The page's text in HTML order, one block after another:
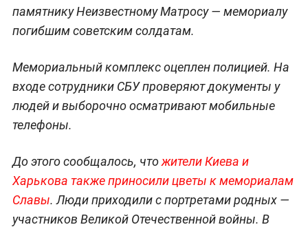
памятнику Неизвестному Матросу — мемориалу
погибшим советским солдатам.
Мемориальный комплекс оцеплен полицией. На
входе сотрудники СБУ проверяют документы у
людей и выборочно осматривают мобильные
телефоны.
До этого сообщалось, чтожители Киева и
Харькова также приносили цветы к мемориалам
Славы. Люди приходили с портретами родных —
участников Великой Отечественной войны. В